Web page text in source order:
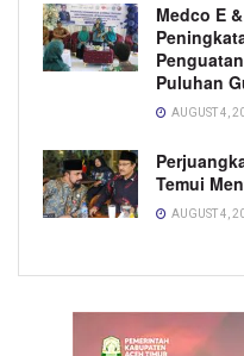
Medco E
Puluhan
AUGUST 4,
Temui
AUGUST 4,